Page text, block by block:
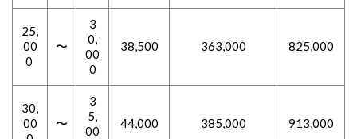
25,
00
0
〜
3
0,
00
0
38,500 363,000 825,000
30,
00
〜
3
5,
00
44,000 385,000 913,000